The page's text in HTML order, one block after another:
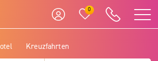
0
Kreuzfahrten